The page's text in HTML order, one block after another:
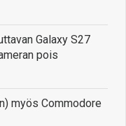
Galaxy S27
pois
myös Commodore